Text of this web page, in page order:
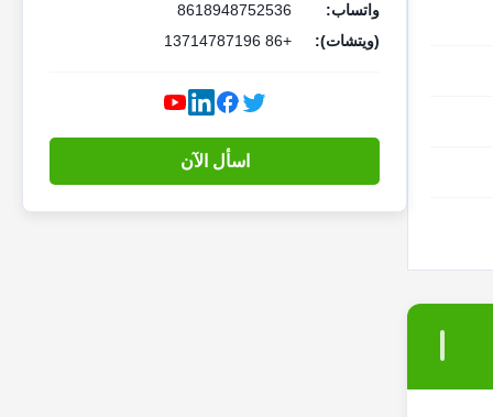
واتساب:
8618948752536
(ويتشات):
+86 13714787196
اسأل الآن